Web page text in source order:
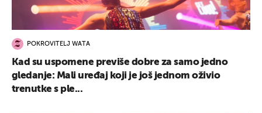
POKROVITELJ WATA
Kad su uspomene previše dobre za samo jedno
gledanje: Mali uređaj koji je još jednom oživio
trenutke s ple...